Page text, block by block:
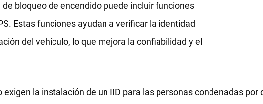
bloqueo de encendido puede incluir funciones
Estas funciones ayudan a verificar la identidad
del vehículo, lo que mejora la confiabilidad y el
la instalación de un IID para las personas condenadas por